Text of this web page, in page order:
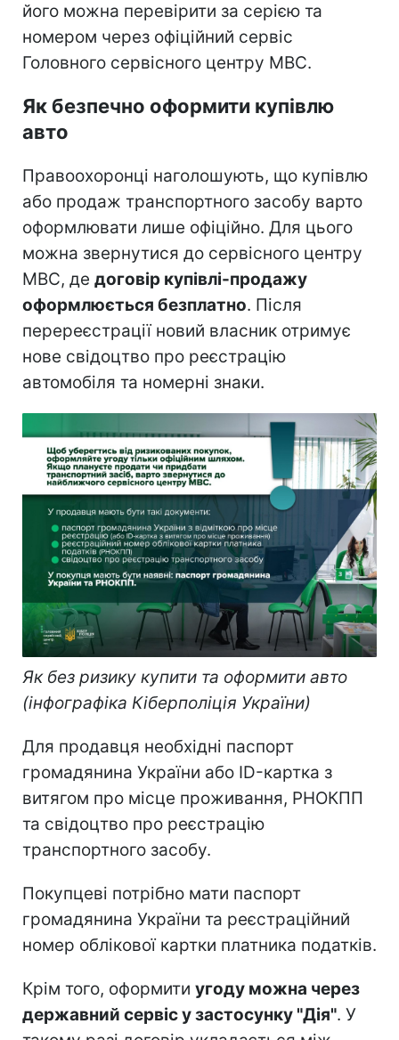
його можна перевірити за серією та
номером через офіційний сервіс
Головного сервісного центру МВС.
Як безпечно оформити купівлю
авто
Правоохоронці наголошують, що купівлю
або продаж транспортного засобу варто
оформлювати лише офіційно. Для цього
можна звернутися до сервісного центру
МВС, де договір купівлі-продажу
оформлюється безплатно. Після
перереєстрації новий власник отримує
нове свідоцтво про реєстрацію
автомобіля та номерні знаки.
Як без ризику купити та оформити авто
(інфографіка Кіберполіція України)
Для продавця необхідні паспорт
громадянина України або ID-картка з
витягом про місце проживання, РНОКПП
та свідоцтво про реєстрацію
транспортного засобу.
Покупцеві потрібно мати паспорт
громадянина України та реєстраційний
номер облікової картки платника податків.
Крім того, оформити угоду можна через
державний сервіс у застосунку "Дія". У